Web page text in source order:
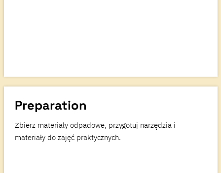
Preparation
Zbierz materiały odpadowe, przygotuj narzędzia i
materiały do zajęć praktycznych.